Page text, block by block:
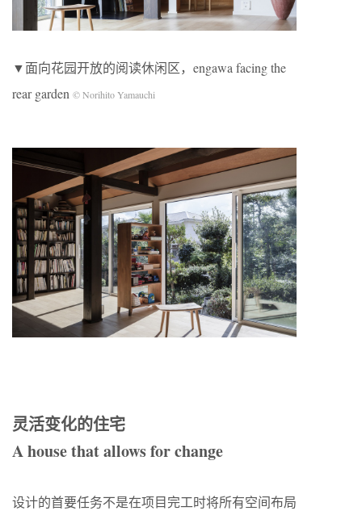
▼面向花园开放的阅读休闲区，engawa facing the
rear garden © Norihito Yamauchi
灵活变化的住宅
A house that allows for change
设计的首要任务不是在项目完工时将所有空间布局